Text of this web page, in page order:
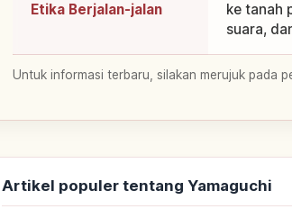
Etika Berjalan-jalan
ke tanah
suara,
Untuk informasi terbaru, silakan merujuk pada
Artikel populer tentang Yamaguchi